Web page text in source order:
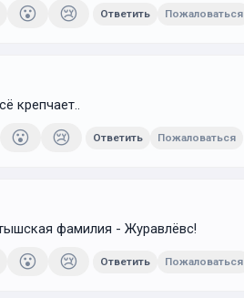
😮 😢 Ответить Пожаловаться
крепчает..
😮 😢 Ответить Пожаловаться
фамилия - Журавлёвс!
😮 😢 Ответить Пожаловаться